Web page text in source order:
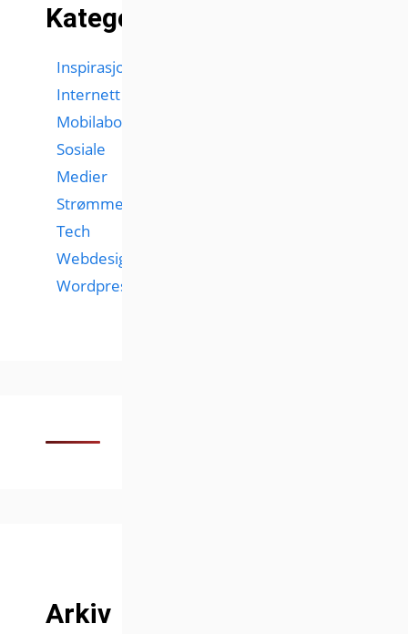
Kategorier
Inspirasjon
Internett
Mobilabonnementer
Sosiale
Medier
Strømmetjenester
Tech
Webdesign
Wordpress
Arkiv